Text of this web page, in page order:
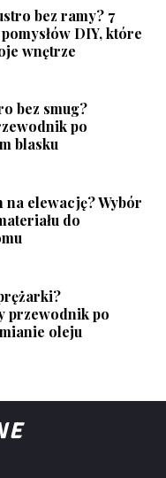
bez ramy? 7
DIY, które
wnętrze
bez smug?
po
blasku
na elewację? Wybór
do
przewodnik po
oleju